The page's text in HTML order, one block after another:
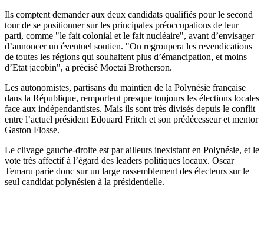
Ils comptent demander aux deux candidats qualifiés pour le second
tour de se positionner sur les principales préoccupations de leur
parti, comme "le fait colonial et le fait nucléaire", avant d’envisager
d’annoncer un éventuel soutien. "On regroupera les revendications
de toutes les régions qui souhaitent plus d’émancipation, et moins
d’Etat jacobin", a précisé Moetai Brotherson.
Les autonomistes, partisans du maintien de la Polynésie française
dans la République, remportent presque toujours les élections locales
face aux indépendantistes. Mais ils sont très divisés depuis le conflit
entre l’actuel président Edouard Fritch et son prédécesseur et mentor
Gaston Flosse.
Le clivage gauche-droite est par ailleurs inexistant en Polynésie, et le
vote très affectif à l’égard des leaders politiques locaux. Oscar
Temaru parie donc sur un large rassemblement des électeurs sur le
seul candidat polynésien à la présidentielle.